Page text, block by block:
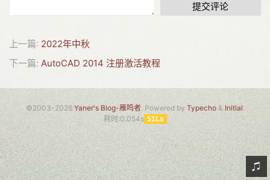
提交评论
上一篇: 2022年中秋
下一篇: AutoCAD 2014 注册激活教程
©2003-2026 Yaner's Blog-雁鸣者. Powered by Typecho& Initial.
耗时:0.054s 51La